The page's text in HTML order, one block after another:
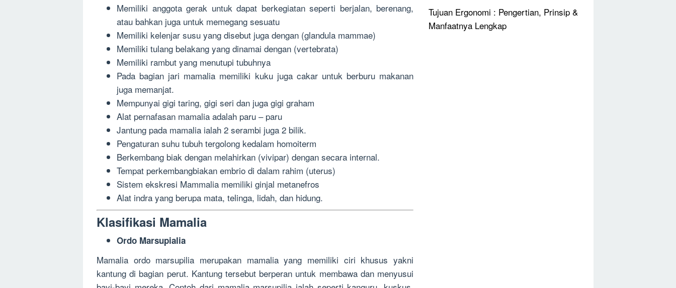
Memiliki anggota gerak untuk dapat berkegiatan seperti berjalan, berenang,
atau bahkan juga untuk memegang sesuatu
Memiliki kelenjar susu yang disebut juga dengan (glandula mammae)
Memiliki tulang belakang yang dinamai dengan (vertebrata)
Memiliki rambut yang menutupi tubuhnya
Pada bagian jari mamalia memiliki kuku juga cakar untuk berburu makanan
juga memanjat.
Mempunyai gigi taring, gigi seri dan juga gigi graham
Alat pernafasan mamalia adalah paru – paru
Jantung pada mamalia ialah 2 serambi juga 2 bilik.
Pengaturan suhu tubuh tergolong kedalam homoiterm
Berkembang biak dengan melahirkan (vivipar) dengan secara internal.
Tempat perkembangbiakan embrio di dalam rahim (uterus)
Sistem ekskresi Mammalia memiliki ginjal metanefros
Alat indra yang berupa mata, telinga, lidah, dan hidung.
Klasifikasi Mamalia
Ordo Marsupialia
Mamalia ordo marsupilia merupakan mamalia yang memiliki ciri khusus yakni
kantung di bagian perut. Kantung tersebut berperan untuk membawa dan menyusui
Tujuan Ergonomi : Pengertian, Prinsip &
Manfaatnya Lengkap